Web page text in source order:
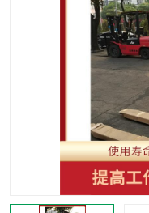
移动式升降平台
集装箱装柜平台